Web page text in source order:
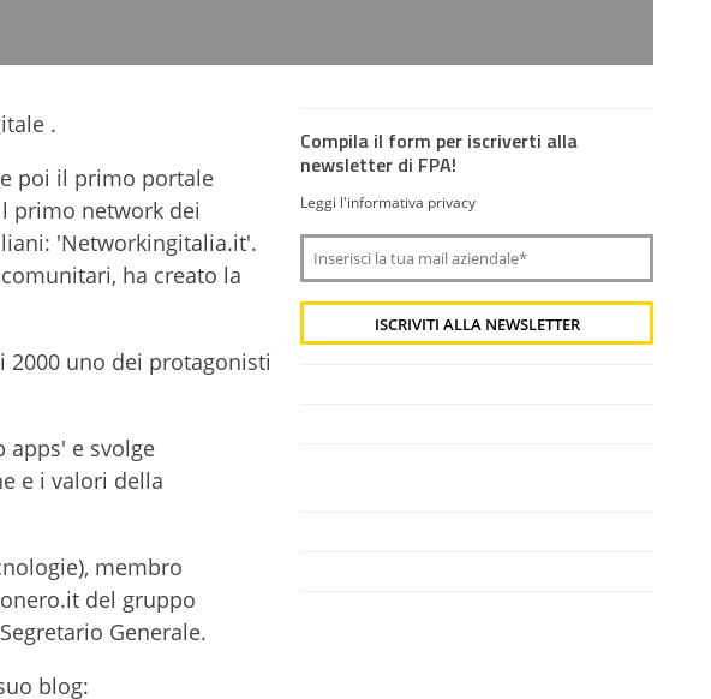
.
poi il primo portale
primo network dei
'Networkingitalia.it'.
ha creato la
uno dei protagonisti
apps' e svolge
e i valori della
membro
del gruppo
Generale.
blog:
Compila il form per iscriverti alla
newsletter di FPA!
Leggi l'informativa privacy